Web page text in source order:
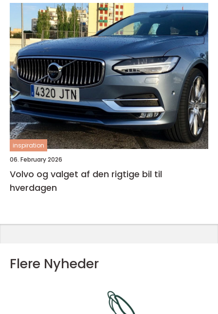
inspiration
06. February 2026
Volvo og valget af den rigtige bil til
hverdagen
Flere Nyheder